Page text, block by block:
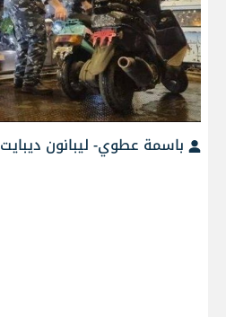
باسمة عطوي- ليبانون ديبايت